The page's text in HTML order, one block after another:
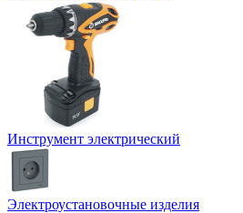
Инструмент электрический
Электроустановочные изделия